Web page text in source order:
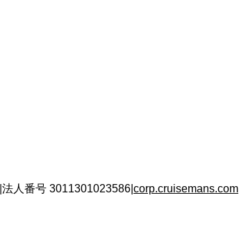
法人番号 3011301023586 corp.cruisemans.com